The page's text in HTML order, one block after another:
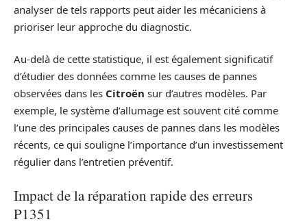
analyser de tels rapports peut aider les mécaniciens à
prioriser leur approche du diagnostic.
Au-delà de cette statistique, il est également significatif
d’étudier des données comme les causes de pannes
observées dans les Citroën sur d’autres modèles. Par
exemple, le système d’allumage est souvent cité comme
l’une des principales causes de pannes dans les modèles
récents, ce qui souligne l’importance d’un investissement
régulier dans l’entretien préventif.
Impact de la réparation rapide des erreurs
P1351